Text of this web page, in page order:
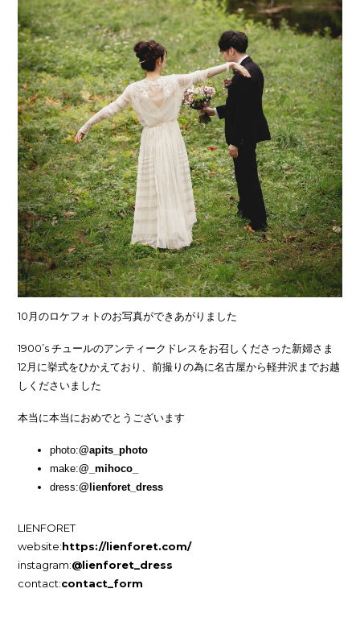
10月のロケフォトのお写真ができあがりました
1900’s チュールのアンティークドレスをお召しくださった新婦さま
12月に挙式をひかえており、前撮りの為に名古屋から軽井沢までお越
しくださいました
本当に本当におめでとうございます
photo:@apits_photo
make:@_mihoco_
dress:@lienforet_dress
LIENFORET
website:https://lienforet.com/
instagram:@lienforet_dress
contact:contact_form